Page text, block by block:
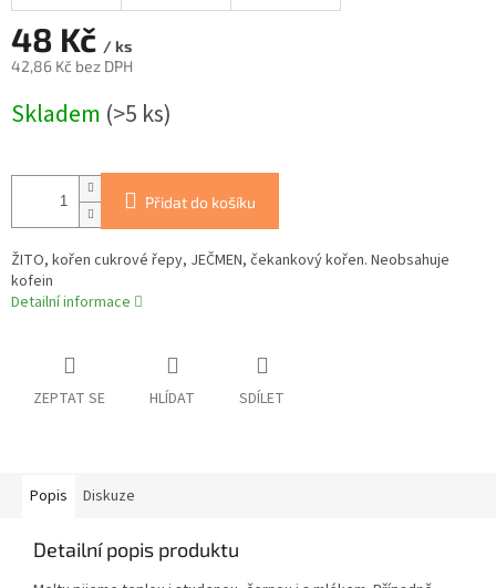
48 Kč / ks
42,86 Kč bez DPH
cena:
Skladem (>5 ks)
Přidat do košíku
ŽITO, kořen cukrové řepy, JEČMEN, čekankový kořen. Neobsahuje
kofein
Detailní informace
ZEPTAT SE HLÍDAT SDÍLET
Popis Diskuze
Detailní popis produktu